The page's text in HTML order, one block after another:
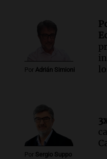
Por Adrián Simioni
Por Sergio Suppo